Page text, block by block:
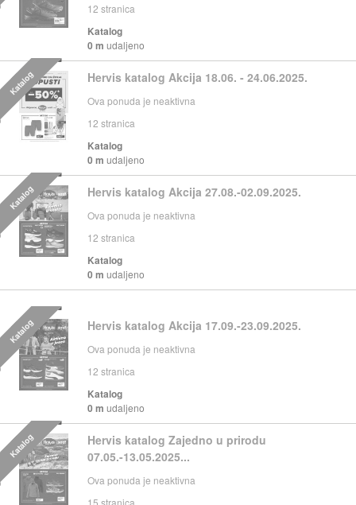
12 stranica
Katalog
0 m udaljeno
Hervis katalog Akcija 18.06. - 24.06.2025.
Ova ponuda je neaktivna
12 stranica
Katalog
0 m udaljeno
Katalog
Hervis katalog Akcija 27.08.-02.09.2025.
Ova ponuda je neaktivna
12 stranica
Katalog
0 m udaljeno
Katalog
Hervis katalog Akcija 17.09.-23.09.2025.
Ova ponuda je neaktivna
12 stranica
Katalog
0 m udaljeno
Katalog
Hervis katalog Zajedno u prirodu
07.05.-13.05.2025...
Ova ponuda je neaktivna
15 stranica
Katalog